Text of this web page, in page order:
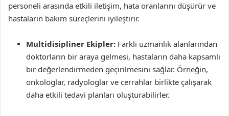
personeli arasında etkili iletişim, hata oranlarını düşürür ve
hastaların bakım süreçlerini iyileştirir.
Multidisipliner Ekipler: Farklı uzmanlık alanlarından
doktorların bir araya gelmesi, hastaların daha kapsamlı
bir değerlendirmeden geçirilmesini sağlar. Örneğin,
onkologlar, radyologlar ve cerrahlar birlikte çalışarak
daha etkili tedavi planları oluşturabilirler.